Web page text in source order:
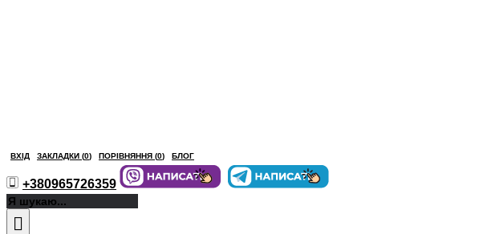
ВХІД ЗАКЛАДКИ (0) ПОРІВНЯННЯ (0) БЛОГ
+380965726359